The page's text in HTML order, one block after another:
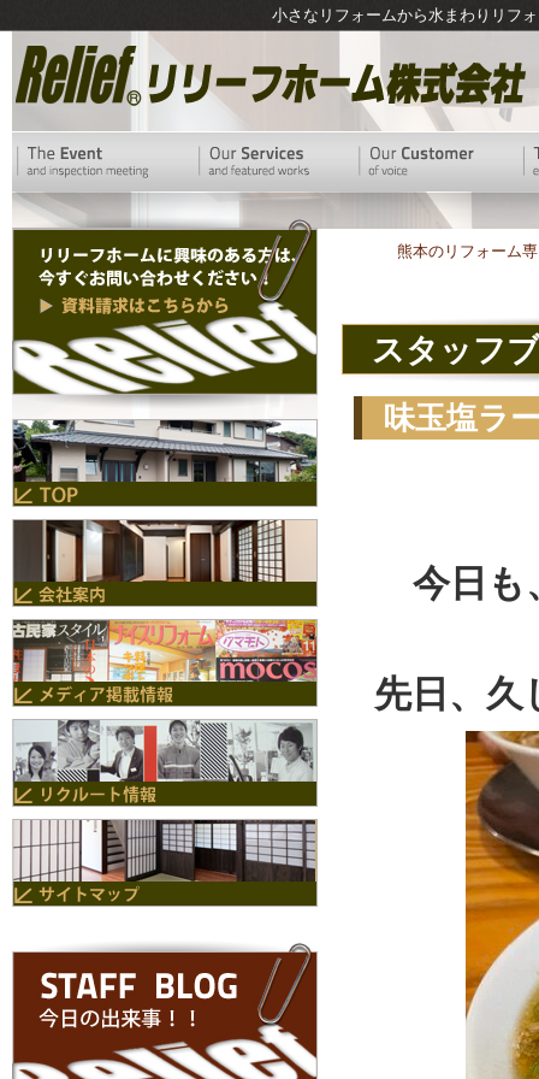
小さなリフォームから水まわりリフ
熊本のリフォーム
スタッフ
味玉塩ラ
今日も
先日、久